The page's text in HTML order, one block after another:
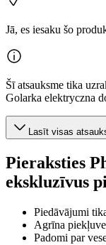
Jā, es iesaku šo
Šī atsauksme tika
Golarka elektryczna
Lasīt visas
Pieraksties
ekskluzīvus
Piedāvājumi
Agrīna
Padomi par